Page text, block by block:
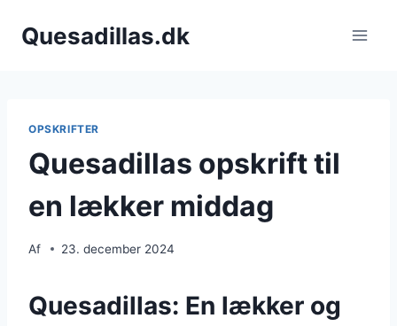
Quesadillas.dk
OPSKRIFTER
Quesadillas opskrift til
en lækker middag
Af 23. december 2024
Quesadillas: En lækker og